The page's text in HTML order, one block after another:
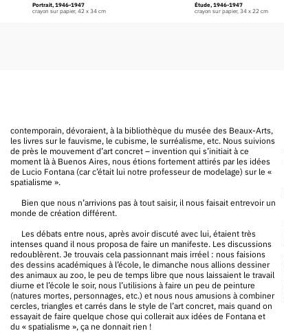
Portrait, 1946-1947
crayon sur papier, 42 x 34 cm
Étude, 1946-1947
crayon sur papier, 34 x 22 cm
contemporain, dévoraient, à la bibliothèque du musée des Beaux-Arts,
les livres sur le fauvisme, le cubisme, le surréalisme, etc. Nous suivions
de près le mouvement d’art concret – invention qui s’initiait à ce
moment là à Buenos Aires, nous étions fortement attirés par les idées
de Lucio Fontana (car c’était lui notre professeur de modelage) sur le «
spatialisme ».
Bien que nous n’arrivions pas à tout saisir, il nous faisait entrevoir un
monde de création différent.
Les débats entre nous, après avoir discuté avec lui, étaient très
intenses quand il nous proposa de faire un manifeste. Les discussions
redoublèrent. Je trouvais cela passionnant mais irréel : nous faisions
des dessins académiques à l’école, le dimanche nous allions dessiner
des animaux au zoo, le peu de temps libre que nous laissaient le travail
diurne et l’école le soir, nous l’utilisions à faire un peu de peinture
(natures mortes, personnages, etc.) et nous nous amusions à combiner
cercles, triangles et carrés dans le style de l’art concret, mais quand on
essayait de faire quelque chose qui collerait aux idées de Fontana et
du « spatialisme », ça ne donnait rien !